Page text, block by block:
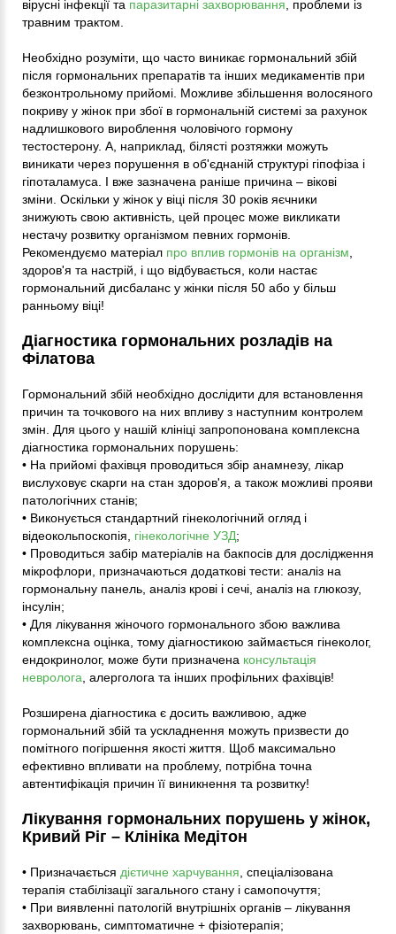
вірусні інфекції та паразитарні захворювання , проблеми із
травним трактом.
Необхідно розуміти, що часто виникає гормональний збій
після гормональних препаратів та інших медикаментів при
безконтрольному прийомі. Можливе збільшення волосяного
покриву у жінок при збої в гормональній системі за рахунок
надлишкового вироблення чоловічого гормону
тестостерону. А, наприклад, білясті розтяжки можуть
виникати через порушення в об'єднаній структурі гіпофіза і
гіпоталамуса. І вже зазначена раніше причина – вікові
зміни. Оскільки у жінок у віці після 30 років яєчники
знижують свою активність, цей процес може викликати
нестачу розвитку організмом певних гормонів.
Рекомендуємо матеріал про вплив гормонів на організм
здоров'я та настрій, і що відбувається, коли настає
гормональний дисбаланс у жінки після 50 або у більш
ранньому віці!
Діагностика гормональних розладів на
Філатова
Гормональний збій необхідно дослідити для встановлення
причин та точкового на них впливу з наступним контролем
змін. Для цього у нашій клініці запропонована комплексна
діагностика гормональних порушень:
• На прийомі фахівця проводиться збір анамнезу, лікар
вислуховує скарги на стан здоров'я, а також можливі прояви
патологічних станів;
• Виконується стандартний гінекологічний огляд і
відеокольпоскопія, гінекологічне УЗД;
• Проводиться забір матеріалів на бакпосів для дослідження
мікрофлори, призначаються додаткові тести: аналіз на
гормональну панель, аналіз крові і сечі, аналіз на глюкозу,
інсулін;
• Для лікування жіночого гормонального збою важлива
комплексна оцінка, тому діагностикою займається гінеколог,
ендокринолог, може бути призначена консультація
невролога , алерголога та інших профільних фахівців!
Розширена діагностика є досить важливою, адже
гормональний збій та ускладнення можуть призвести до
помітного погіршення якості життя. Щоб максимально
ефективно впливати на проблему, потрібна точна
автентифікація причин її виникнення та розвитку!
Лікування гормональних порушень у жінок,
Кривий Ріг – Клініка Медітон
• Призначається дієтичне харчування , спеціалізована
терапія стабілізації загального стану і самопочуття;
• При виявленні патологій внутрішніх органів – лікування
захворювань, симптоматичне + фізіотерапія;